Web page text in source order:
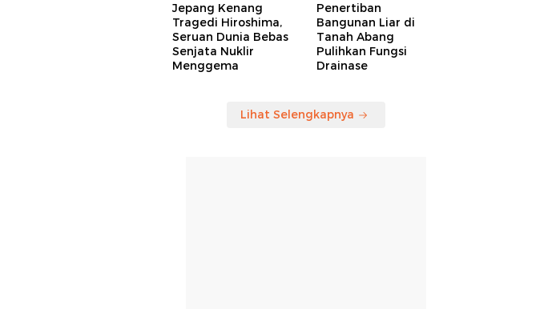
Jepang Kenang
Tragedi Hiroshima,
Seruan Dunia Bebas
Senjata Nuklir
Menggema
Penertiban
Bangunan Liar di
Tanah Abang
Pulihkan Fungsi
Drainase
Lihat Selengkapnya